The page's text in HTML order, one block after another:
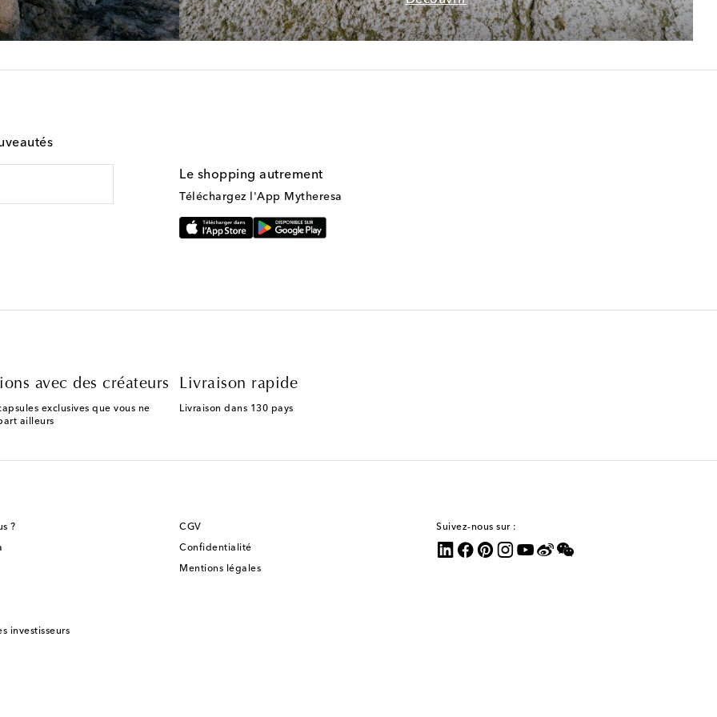
Le shopping autrement
Téléchargez l'App Mytheresa
avec des créateurs
exclusives que vous ne
ailleurs
Livraison rapide
Livraison dans 130 pays
?
investisseurs
CGV
Confidentialité
Mentions légales
Suivez-nous sur :